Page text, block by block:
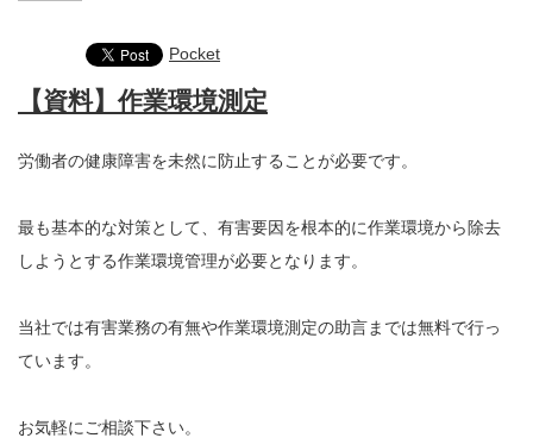
Pocket
【資料】作業環境測定
労働者の健康障害を未然に防止することが必要です。
最も基本的な対策として、有害要因を根本的に作業環境から除去
しようとする作業環境管理が必要となります。
当社では有害業務の有無や作業環境測定の助言までは無料で行っ
ています。
お気軽にご相談下さい。